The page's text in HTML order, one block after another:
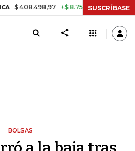
+$ 8.753,81 +2,19% TASA DE
SUSCRÍBASE
BOLSAS